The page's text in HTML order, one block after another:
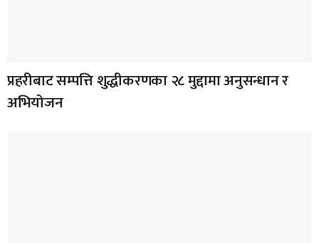
प्रहरीबाट सम्पत्ति शुद्धीकरणका २८ मुद्दामा अनुसन्धान र
अभियोजन